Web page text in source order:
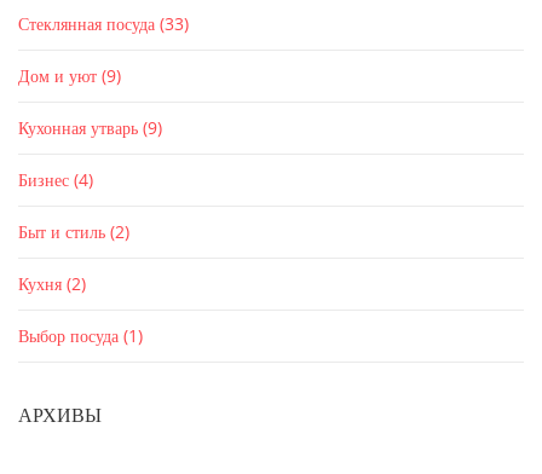
Стеклянная посуда (33)
Дом и уют (9)
Кухонная утварь (9)
Бизнес (4)
Быт и стиль (2)
Кухня (2)
Выбор посуда (1)
АРХИВЫ